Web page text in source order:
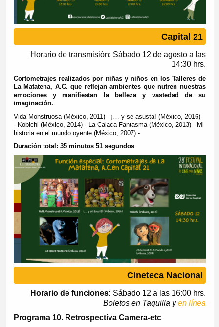
Capital 21
Horario de transmisión: Sábado 12 de agosto a las
14:30 hrs.
Cortometrajes realizados por niñas y niños en los Talleres de
La Matatena, A.C. que reflejan ambientes que nutren nuestras
emociones y manifiestan la belleza y vastedad de su
imaginación.
Vida Monstruosa (México, 2011) - ¡… y se asusta! (México, 2016)
- Kobichi (México, 2014) - La Calaca Fantasma (México, 2013)- Mi
historia en el mundo oyente (México, 2007) -
Duración total: 35 minutos 51 segundos
Cineteca Nacional
Horario de funciones: Sábado 12 a las 16:00 hrs.
Boletos en Taquilla yen línea
Programa 10. Retrospectiva Camera-etc